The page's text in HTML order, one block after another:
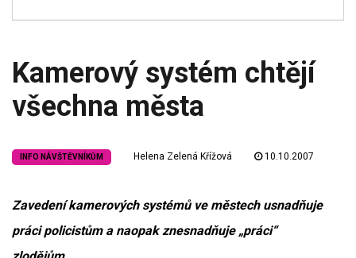
Kamerový systém chtějí
všechna města
INFO NÁVŠTĚVNÍKŮM Helena Zelená Křížová 10.10.2007
Zavedení kamerových systémů ve městech usnadňuje
práci policistům a naopak znesnadňuje „práci“